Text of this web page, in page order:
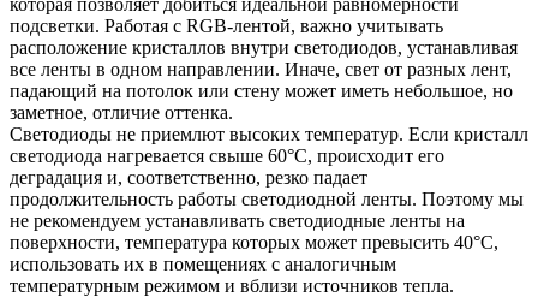
подсветки. Работая с RGB-лентой, важно учитывать
расположение кристаллов внутри светодиодов, устанавливая
все ленты в одном направлении. Иначе, свет от разных лент,
падающий на потолок или стену может иметь небольшое, но
заметное, отличие оттенка.
Светодиоды не приемлют высоких температур. Если кристалл
светодиода нагревается свыше 60°C, происходит его
деградация и, соответственно, резко падает
продолжительность работы светодиодной ленты. Поэтому мы
не рекомендуем устанавливать светодиодные ленты на
поверхности, температура которых может превысить 40°C,
использовать их в помещениях с аналогичным
температурным режимом и вблизи источников тепла.